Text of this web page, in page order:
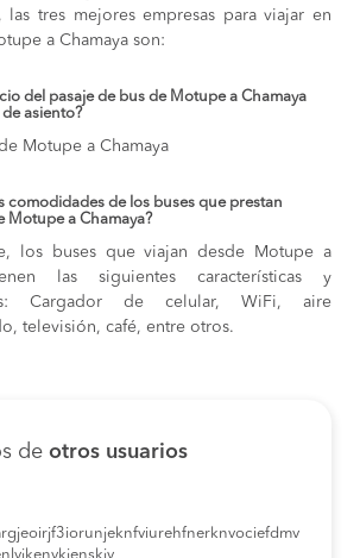
las tres mejores empresas para viajar en
a Chamaya son:
del pasaje de bus de Motupe a Chamaya
asiento?
Motupe a Chamaya
comodidades de los buses que prestan
Motupe a Chamaya?
los buses que viajan desde Motupe a
las siguientes características y
Cargador de celular, WiFi, aire
televisión, café, entre otros.
de otros usuarios